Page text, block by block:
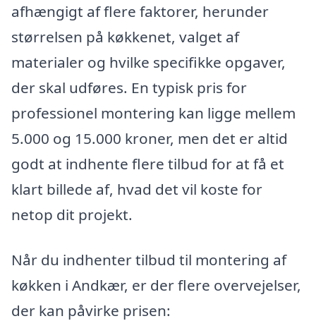
afhængigt af flere faktorer, herunder
størrelsen på køkkenet, valget af
materialer og hvilke specifikke opgaver,
der skal udføres. En typisk pris for
professionel montering kan ligge mellem
5.000 og 15.000 kroner, men det er altid
godt at indhente flere tilbud for at få et
klart billede af, hvad det vil koste for
netop dit projekt.
Når du indhenter tilbud til montering af
køkken i Andkær, er der flere overvejelser,
der kan påvirke prisen: